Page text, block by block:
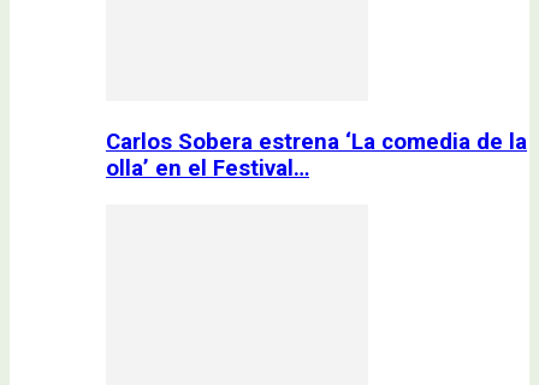
Carlos Sobera estrena ‘La comedia de la
olla’ en el Festival…